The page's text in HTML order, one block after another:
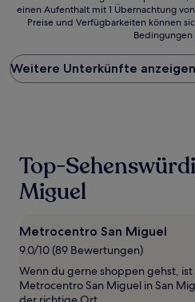
ist
Preis
pro
Nacht,
24 Stunden
einen
Aufenthalt
1 Übernachtung
2 Erwachsenen
gefunden
wurde.
Preise
einen Aufenthalt mit 1 Übernachtung
Preise und Verfügbarkeiten können
Bedingungen
Weitere Unterkünfte anzeigen
Top-
Miguel
Metrocentro San Miguel
9.0/10 (89 Bewertungen)
Wenn du gerne shoppen gehst, ist
Metrocentro San Miguel in San